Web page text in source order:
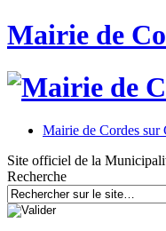
Mairie de
Mairie de Cordes sur
Site officiel de la
Recherche